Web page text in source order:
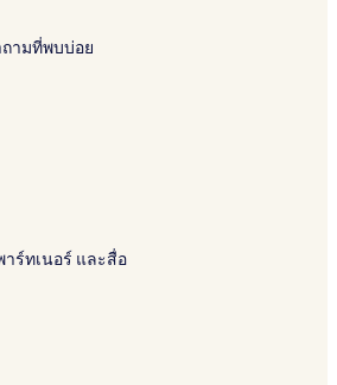
ามที่พบบ่อย
ร์ทเนอร์ และสื่อ